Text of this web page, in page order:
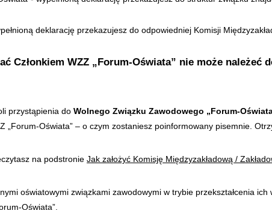
deklarację przekazujesz do odpowiedniej Komisji
Członkiem WZZ „Forum-Oświata” nie może
przystąpienia do Wolnego Związku Zawodowego „Forum-
Oświata” – o czym zostaniesz poinformowany pisemnie.
na podstronie Jak założyć Komisję Międzyzakładową /
oświatowymi związkami zawodowymi w trybie przekształcenia
Oświata”